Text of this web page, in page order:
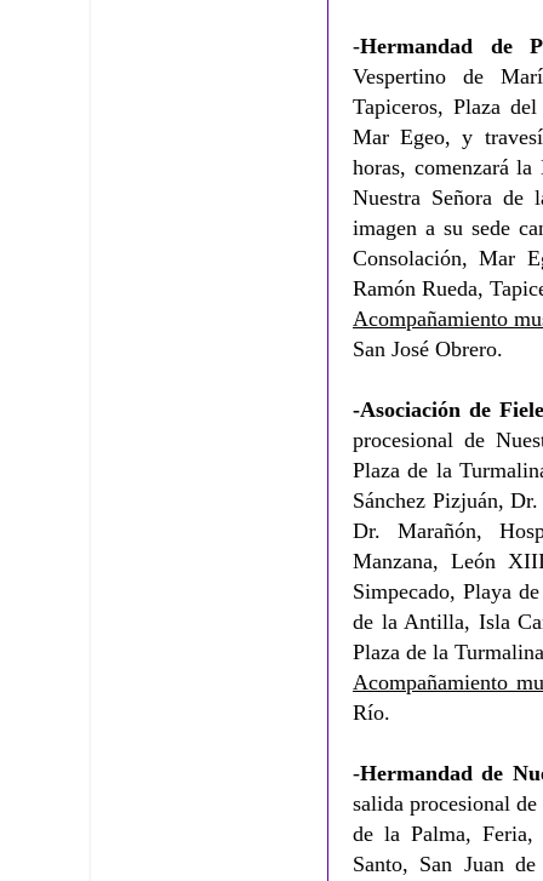
-Hermandad de
Vespertino de
Tapiceros, Plaza
Mar Egeo, y
horas, comenzará
Nuestra Señora de
imagen a su sede
Consolación, Mar
Ramón Rueda,
Acompañamiento
San José Obrero.
-Asociación de
procesional de
Plaza de la
Sánchez Pizjuán,
Dr. Marañón,
Manzana, León
Simpecado, Playa
de la Antilla, Isla
Plaza de la
Acompañamiento
Río.
-Hermandad de
salida procesional
de la Palma, Feria,
Santo, San Juan